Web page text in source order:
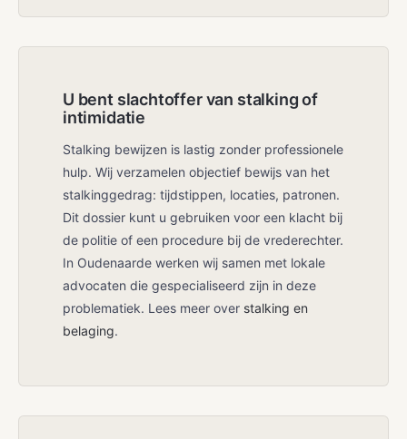
U bent slachtoffer van stalking of
intimidatie
Stalking bewijzen is lastig zonder professionele
hulp. Wij verzamelen objectief bewijs van het
stalkinggedrag: tijdstippen, locaties, patronen.
Dit dossier kunt u gebruiken voor een klacht bij
de politie of een procedure bij de vrederechter.
In Oudenaarde werken wij samen met lokale
advocaten die gespecialiseerd zijn in deze
problematiek. Lees meer over stalking en
belaging.